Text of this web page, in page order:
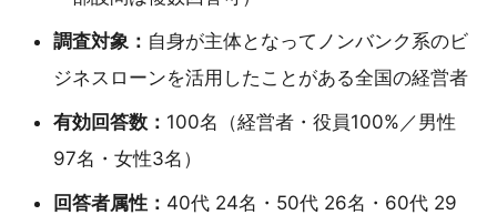
調査対象： 自身が主体となってノンバンク系のビ
ジネスローンを活用したことがある全国の経営者
有効回答数： 100名（経営者・役員100%／男性
97名・女性3名）
回答者属性： 40代 24名・50代 26名・60代 29